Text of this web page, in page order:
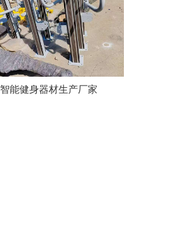
智能健身器材生产厂家